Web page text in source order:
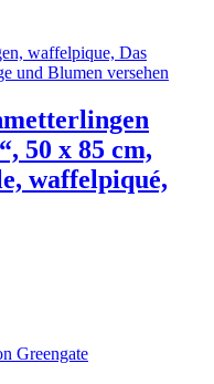
50 x 85 cm,
waffelpiqué,